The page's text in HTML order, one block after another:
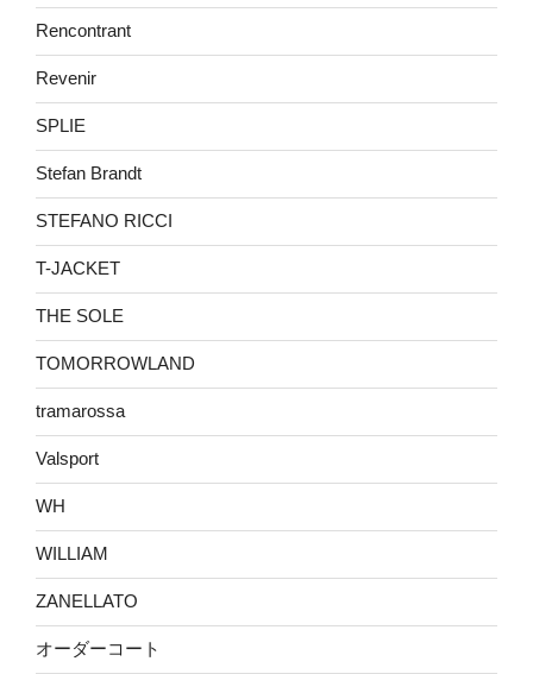
Rencontrant
Revenir
SPLIE
Stefan Brandt
STEFANO RICCI
T-JACKET
THE SOLE
TOMORROWLAND
tramarossa
Valsport
WH
WILLIAM
ZANELLATO
オーダーコート